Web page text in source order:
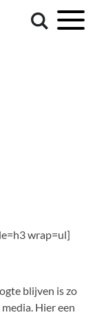
wrap=ul]
blijven is zo
Hier een